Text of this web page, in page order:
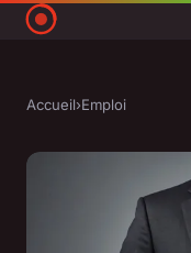
Accueil›Emploi